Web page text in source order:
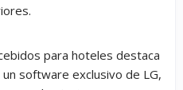
para hoteles destaca
software exclusivo de LG,